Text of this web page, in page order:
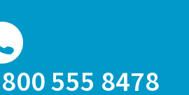
555 8478